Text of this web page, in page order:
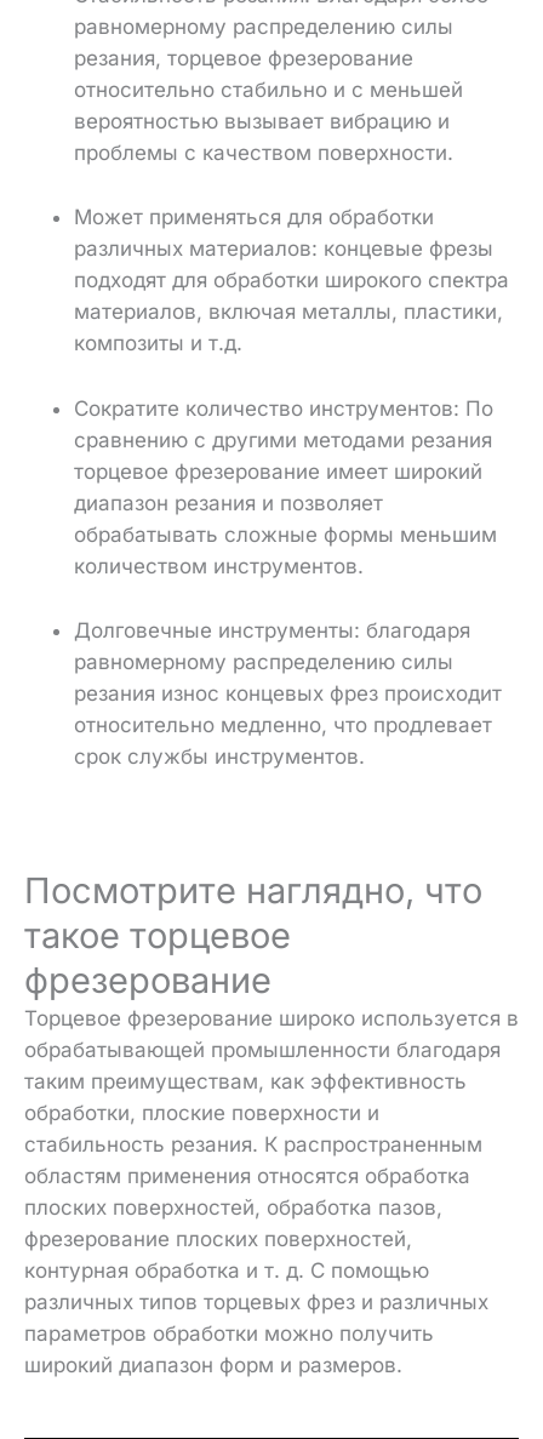
равномерному распределению силы
резания, торцевое фрезерование
относительно стабильно и с меньшей
вероятностью вызывает вибрацию и
проблемы с качеством поверхности.
Может применяться для обработки
различных материалов: концевые фрезы
подходят для обработки широкого спектра
материалов, включая металлы, пластики,
композиты и т.д.
Сократите количество инструментов: По
сравнению с другими методами резания
торцевое фрезерование имеет широкий
диапазон резания и позволяет
обрабатывать сложные формы меньшим
количеством инструментов.
Долговечные инструменты: благодаря
равномерному распределению силы
резания износ концевых фрез происходит
относительно медленно, что продлевает
срок службы инструментов.
Посмотрите наглядно, что
такое торцевое
фрезерование
Торцевое фрезерование широко используется в
обрабатывающей промышленности благодаря
таким преимуществам, как эффективность
обработки, плоские поверхности и
стабильность резания. К распространенным
областям применения относятся обработка
плоских поверхностей, обработка пазов,
фрезерование плоских поверхностей,
контурная обработка и т. д. С помощью
различных типов торцевых фрез и различных
параметров обработки можно получить
широкий диапазон форм и размеров.